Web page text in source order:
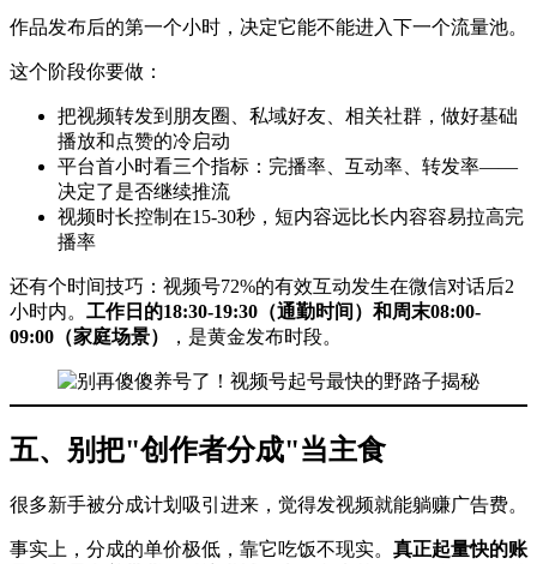
作品发布后的第一个小时，决定它能不能进入下一个流量池。
这个阶段你要做：
把视频转发到朋友圈、私域好友、相关社群，做好基础
播放和点赞的冷启动
平台首小时看三个指标：完播率、互动率、转发率——
决定了是否继续推流
视频时长控制在15-30秒，短内容远比长内容容易拉高完
播率
还有个时间技巧：视频号72%的有效互动发生在微信对话后2
小时内。 工作日的18:30-19:30（通勤时间）和周末08:00-
09:00（家庭场景）
，是黄金发布时段。
五、别把"创作者分成"当主食
很多新手被分成计划吸引进来，觉得发视频就能躺赚广告费。
事实上，分成的单价极低，靠它吃饭不现实。 真正起量快的账